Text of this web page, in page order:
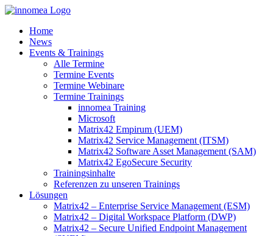
Zum
springenHome
News
Events & Trainings
Alle Termine
Termine Events
Termine Webinare
Termine Trainings
innomea Training
Microsoft
Matrix42 Empirum (UEM)
Matrix42 Service Management (ITSM)
Matrix42 Software Asset Management (SAM)
Matrix42 EgoSecure Security
Trainingsinhalte
Referenzen zu unseren Trainings
Lösungen
Matrix42 – Enterprise Service Management (ESM)
Matrix42 – Digital Workspace Platform (DWP)
Matrix42 – Secure Unified Endpoint Management